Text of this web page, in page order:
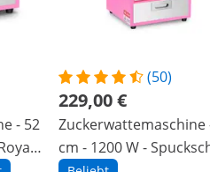
- 52
(50)
229,00 €
Zuckerwattemaschine
cm - 1200 W -